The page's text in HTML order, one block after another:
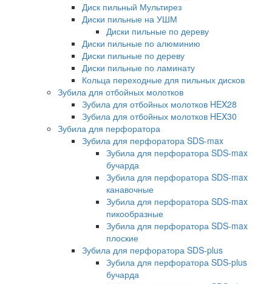
Диск пильный Мультирез
Диски пильные на УШМ
Диски пильные по дереву
Диски пильные по алюминию
Диски пильные по дереву
Диски пильные по ламинату
Кольца переходные для пильных дисков
Зубила для отбойных молотков
Зубила для отбойных молотков HEX28
Зубила для отбойных молотков HEX30
Зубила для перфоратора
Зубила для перфоратора SDS-max
Зубила для перфоратора SDS-max
бучарда
Зубила для перфоратора SDS-max
канавочные
Зубила для перфоратора SDS-max
пикообразные
Зубила для перфоратора SDS-max
плоские
Зубила для перфоратора SDS-plus
Зубила для перфоратора SDS-plus
бучарда